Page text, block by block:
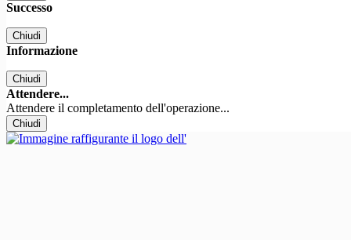
Successo
Chiudi
Informazione
Chiudi
Attendere...
Attendere il completamento dell'operazione...
Chiudi